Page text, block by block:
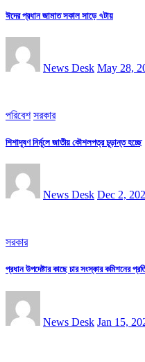
ঈদের প্রধান জামাত সকাল সাড়ে ৭টায়
News Desk May 28,
পরিবেশ সরকার
শিশাদূষণ নির্মূলে জাতীয় কৌশলপত্র চূড়ান্ত হচ্ছে
News Desk Dec 2,
সরকার
প্রধান উপদেষ্টার কাছে চার সংস্কার কমিশনের
News Desk Jan 15,